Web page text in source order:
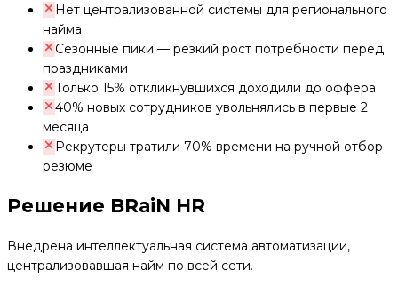
Нет централизованной системы для регионального
найма
Сезонные пики — резкий рост потребности перед
праздниками
Только 15% откликнувшихся доходили до оффера
40% новых сотрудников увольнялись в первые 2
месяца
Рекрутеры тратили 70% времени на ручной отбор
резюме
Решение BRaiN HR
Внедрена интеллектуальная система автоматизации,
централизовавшая найм по всей сети.